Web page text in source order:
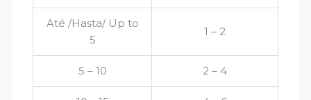
Até /Hasta/ Up to
5
1 – 2
5 – 10 2 – 4